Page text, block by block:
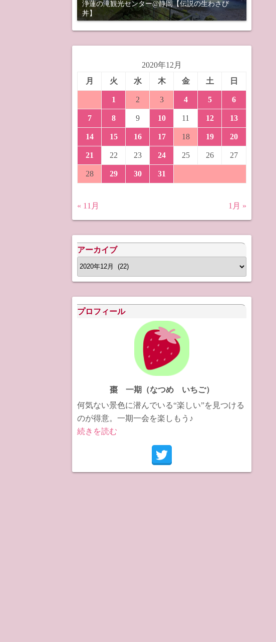
浄蓮の滝観光センター@静岡【伝説の生わさび
丼】
2020年12月
月
火 水 木 金 土 日
1 2 3 4 5 6
7 8 9 10 11 12 13
14 15 16 17 18 19 20
21 22 23 24 25 26 27
28 29 30 31
« 11月 1月 »
アーカイブ
ア
ー
ブ
プロフィール
棗 一期（なつめ いちご）
何気ない景色に潜んでいる“楽しい”を見つける
のが得意。一期一会を楽しもう♪
続きを読む